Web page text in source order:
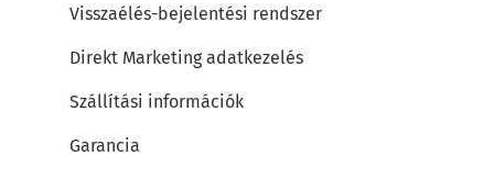
Visszaélés-bejelentési rendszer
Direkt Marketing adatkezelés
Szállítási információk
Garancia